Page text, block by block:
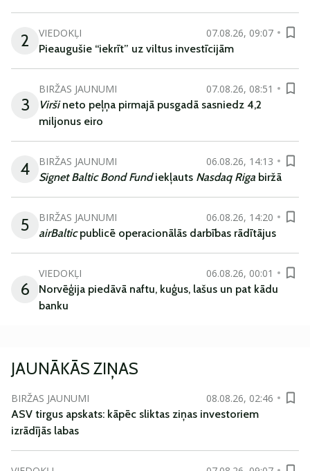
2 VIEDOKĻI
07.08.26, 09:07
Pieaugušie “iekrīt” uz viltus investīcijām
3
BIRŽAS JAUNUMI
07.08.26, 08:51
Viršineto peļņa pirmajā pusgadā sasniedz 4,2
miljonus eiro
4 BIRŽAS JAUNUMI
06.08.26, 14:13
Signet Baltic Bond Fundiekļauts Nasdaq Riga biržā
5 BIRŽAS JAUNUMI
06.08.26, 14:20
airBalticpublicē operacionālās darbības rādītājus
6
VIEDOKĻI
06.08.26, 00:01
Norvēģija piedāvā naftu, kuģus, lašus un pat kādu
banku
JAUNĀKĀS ZIŅAS
BIRŽAS JAUNUMI
08.08.26, 02:46
ASV tirgus apskats: kāpēc sliktas ziņas investoriem
izrādījās labas